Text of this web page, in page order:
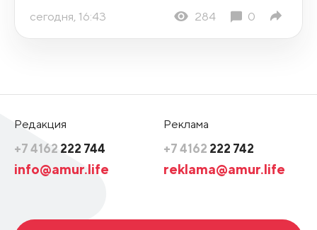
сегодня, 16:43 284 0
Редакция
+7 4162 222 744
info@amur.life
Реклама
+7 4162 222 742
reklama@amur.life